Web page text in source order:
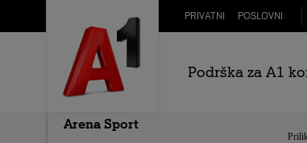
Skip to Main Content PRIVATNI POSLOVNI
Podrška za A1
A1 na bonove
Arena Sport